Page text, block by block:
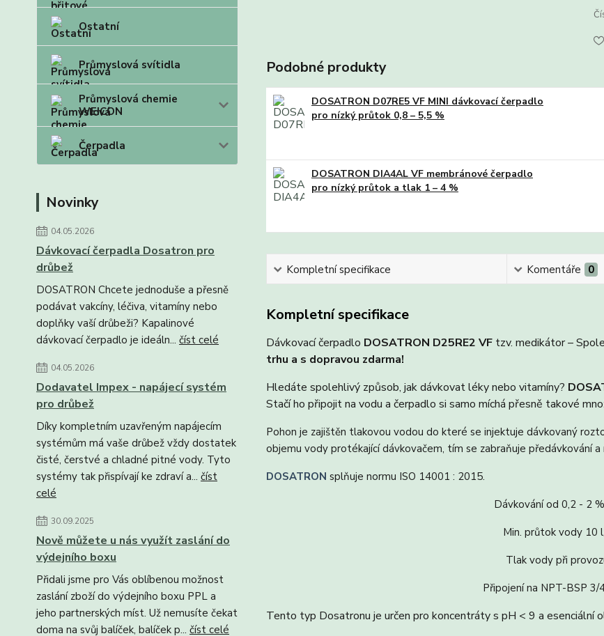
Ostatní
Průmyslová svítidla
Průmyslová chemie
WEICON
Čerpadla
Novinky
04.05.2026
Dávkovací čerpadla Dosatron pro
drůbež
DOSATRON Chcete jednoduše a přesně
podávat vakcíny, léčiva, vitamíny nebo
doplňky vaší drůbeži? Kapalinové
dávkovací čerpadlo je ideáln... číst celé
04.05.2026
Dodavatel Impex - napájecí systém
pro drůbež
Díky kompletním uzavřeným napájecím
systémům má vaše drůbež vždy dostatek
čisté, čerstvé a chladné pitné vody. Tyto
systémy tak přispívají ke zdraví a... číst
celé
30.09.2025
Nově můžete u nás využít zaslání do
výdejního boxu
Přidali jsme pro Vás oblíbenou možnost
zaslání zboží do výdejního boxu PPL a
jeho partnerských míst. Už nemusíte čekat
doma na svůj balíček, balíček p... číst celé
Podobné produkty
DOSATRON D07RE5 VF MINI dávkovací čerpadlo
pro nízký průtok 0,8 – 5,5 %
DOSATRON DIA4AL VF membránové čerpadlo
pro nízký průtok a tlak 1 – 4 %
Kompletní specifikace Komentáře 0
Kompletní specifikace
Dávkovací čerpadlo DOSATRON D25RE2 VFtzv. medikátor –
trhu a s dopravou zdarma!
Hledáte spolehlivý způsob, jak dávkovat léky nebo vitamíny?
Stačí ho připojit na vodu a čerpadlo si samo míchá přesně takové
Pohon je zajištěn tlakovou vodou do které se injektuje dávkovaný
objemu vody protékající dávkovačem, tím se zabraňuje předávkování
DOSATRON splňuje normu ISO 14001 : 2015.
Dávkování od 0,2 - 2
Min. průtok vody 10
Tlak vody při
Připojení na NPT-BSP
Tento typ Dosatronu je určen pro koncentráty s pH < 9 a esenciální